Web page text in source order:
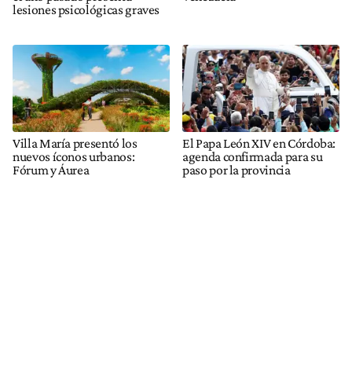
lesiones psicológicas graves
Villa María presentó los
nuevos íconos urbanos:
Fórum y Áurea
El Papa León XIV en Córdoba:
agenda confirmada para su
paso por la provincia